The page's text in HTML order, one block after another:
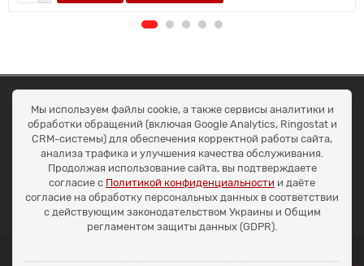
ОКЕАН ТРЕЙД
Договір публичної оферти
Доставка та оплата
Наші контакти
Умови повернення
+38 (099) 452-20-02
+38 (098) 492-20-02
office@ocean.biz.ua
Мы используем файлы cookie, а также сервисы аналитики и
обработки обращений (включая Google Analytics, Ringostat и
CRM-системы) для обеспечения корректной работы сайта,
анализа трафика и улучшения качества обслуживания.
Продолжая использование сайта, вы подтверждаете
согласие с Политикой конфиденциальности и даёте
согласие на обработку персональных данных в соответствии
с действующим законодательством Украины и Общим
регламентом защиты данных (GDPR).